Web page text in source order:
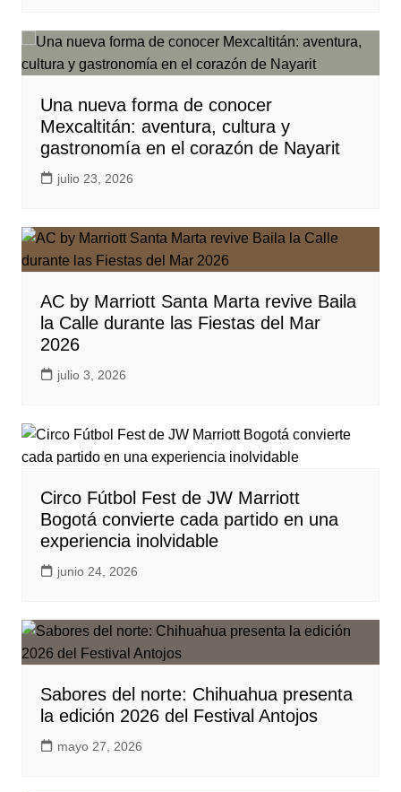
Una nueva forma de conocer
Mexcaltitán: aventura, cultura y
gastronomía en el corazón de Nayarit
julio 23, 2026
AC by Marriott Santa Marta revive Baila
la Calle durante las Fiestas del Mar
2026
julio 3, 2026
Circo Fútbol Fest de JW Marriott
Bogotá convierte cada partido en una
experiencia inolvidable
junio 24, 2026
Sabores del norte: Chihuahua presenta
la edición 2026 del Festival Antojos
mayo 27, 2026